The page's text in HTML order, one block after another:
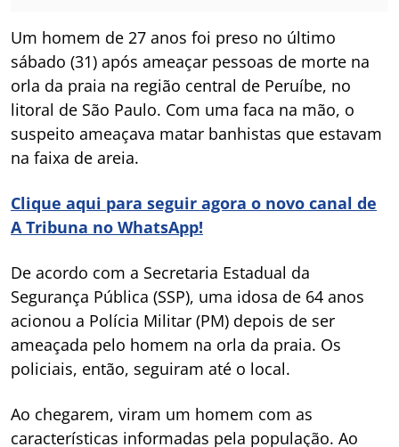
Um homem de 27 anos foi preso no último
sábado (31) após ameaçar pessoas de morte na
orla da praia na região central de Peruíbe, no
litoral de São Paulo. Com uma faca na mão, o
suspeito ameaçava matar banhistas que estavam
na faixa de areia.
Clique aqui para seguir agora o novo canal de
A Tribuna no WhatsApp!
De acordo com a Secretaria Estadual da
Segurança Pública (SSP), uma idosa de 64 anos
acionou a Polícia Militar (PM) depois de ser
ameaçada pelo homem na orla da praia. Os
policiais, então, seguiram até o local.
Ao chegarem, viram um homem com as
características informadas pela população. Ao